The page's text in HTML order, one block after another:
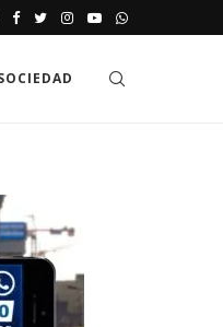
GDZIE MOŻNA